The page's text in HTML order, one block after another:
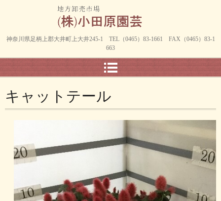
神奈川県足柄上郡大井町上大井245-1 TEL（0465）83-1661 FAX（0465）83-1
663
キャットテール